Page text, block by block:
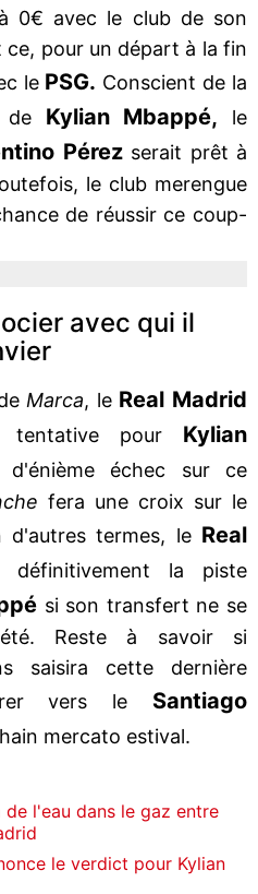
0€ avec le club de son
pour un départ à la fin
le PSG. Conscient de la
de Kylian Mbappé, le
Pérezserait prêt à
le club merengue
de réussir ce coup-
avec qui il
Marca, le Real Madrid
tentative pour Kylian
échec sur ce
fera une croix sur le
d'autres termes, le Real
définitivement la piste
si son transfert ne se
Reste à savoir si
saisira cette dernière
vers le Santiago
mercato estival.
l'eau dans le gaz entre
le verdict pour Kylian